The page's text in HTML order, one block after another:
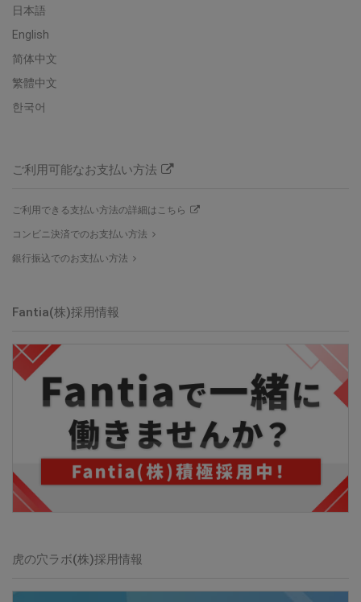
日本語
English
简体中文
繁體中文
한국어
ご利用可能なお支払い方法
ご利用できる支払い方法の詳細はこちら
コンビニ決済でのお支払い方法
銀行振込でのお支払い方法
Fantia(株)採用情報
虎の穴ラボ(株)採用情報